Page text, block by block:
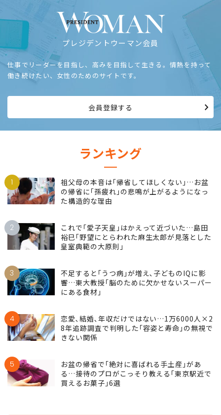
プレジデントウーマン会員
仕事でリーダーを目指し、高みを目指して生きる。情熱を持って
働き続けたい、女性のためのサイトです。
会員登録する
ランキング
1
祖父母の本音は｢帰省してほしくない｣…お盆
の帰省に｢孫疲れ｣の悲鳴が上がるようになっ
た構造的な理由
2
これで｢愛子天皇｣はかえって近づいた…島田
裕巳｢野望にとらわれた麻生太郎が見落とした
皇室典範の大原則｣
3
不足すると｢うつ病｣が増え､子どものIQに影
響…東大教授｢脳のために欠かせないスーパー
にある食材｣
4
恋愛､結婚､年収だけではない…1万6000人×2
8年追跡調査で判明した｢容姿と寿命｣の無視で
きない関係
5
お盆の帰省で｢絶対に喜ばれる手土産｣があ
る…接待のプロがこっそり教える｢東京駅近で
買えるお菓子｣6選